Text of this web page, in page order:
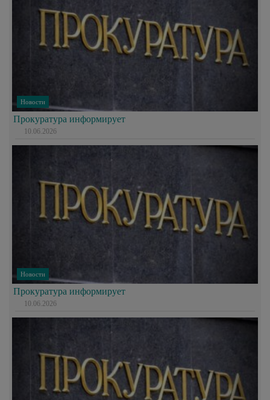
Новости
Прокуратура информирует
10.06.2026
Новости
Прокуратура информирует
10.06.2026